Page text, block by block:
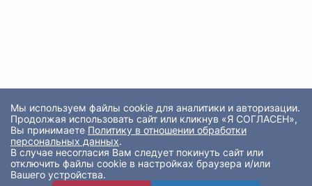
Мы используем файлы cookie для аналитики и авторизации.
Продолжая использовать сайт или кликнув «Я СОГЛАСЕН»,
Вы принимаете Политику в отношении обработки
персональных данных.
В случае несогласия Вам следует покинуть сайт или
отключить файлы cookie в настройках браузера и/или
Вашего устройства.